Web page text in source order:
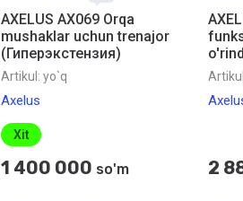
AXELUS AX069 Orqa
mushaklar uchun trenajor
(Гиперэкстензия)
Artikul: yo`q
Axelus
Xit
1 400 000 so'm 2